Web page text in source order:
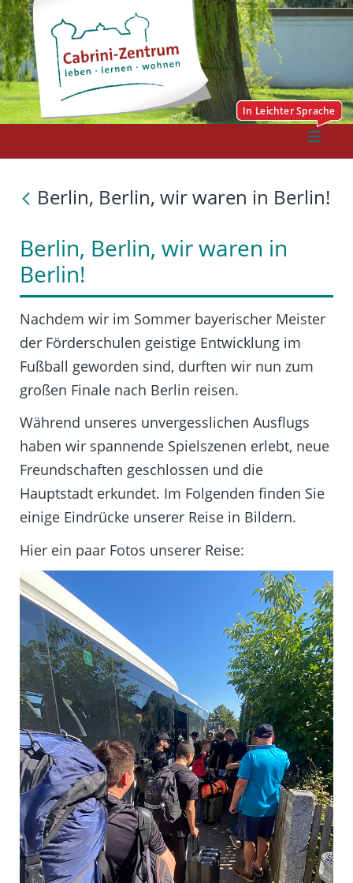
Berlin, Berlin, wir waren in Berlin!
Berlin, Berlin, wir waren in
Berlin!
Nachdem wir im Sommer bayerischer Meister
der Förderschulen geistige Entwicklung im
Fußball geworden sind, durften wir nun zum
großen Finale nach Berlin reisen.
Während unseres unvergesslichen Ausflugs
haben wir spannende Spielszenen erlebt, neue
Freundschaften geschlossen und die
Hauptstadt erkundet. Im Folgenden finden Sie
einige Eindrücke unserer Reise in Bildern.
Hier ein paar Fotos unserer Reise: